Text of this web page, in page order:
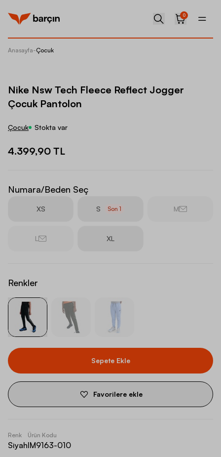
0
Anasayfa-Çocuk
Nike Nsw Tech Fleece Reflect Jogger
Çocuk Pantolon
Çocuk Stokta var
4.399,90 TL
Numara/Beden Seç
XS S Son1 M
L XL
Renkler
Sepete Ekle
Favorilere ekle
Renk
Siyah
Ürün Kodu
IM9163-010